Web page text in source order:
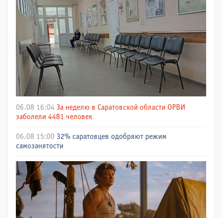
06.08 16:04 За неделю в Саратовской области ОРВИ
заболели 4481 человек
06.08 15:00 32% саратовцев одобряют режим
самозанятости